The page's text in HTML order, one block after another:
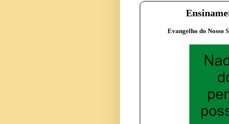
Evangelho do Nosso